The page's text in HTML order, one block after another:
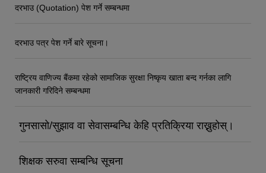
दरभाउ (Quotation) पेश गर्ने सम्बन्धमा
दरभाउ पत्र पेश गर्ने बारे सूचना।
राष्ट्रिय वाणिज्य बैंकमा रहेको सामाजिक सुरक्षा निष्कृय खाता बन्द गर्नका लागि
जानकारी गरिदिने सम्बन्धमा
गुनसासो/सुझाव वा सेवासम्बन्धि केहि प्रतिक्रिया राख्नुहोस्।
शिक्षक सरुवा सम्बन्धि सूचना